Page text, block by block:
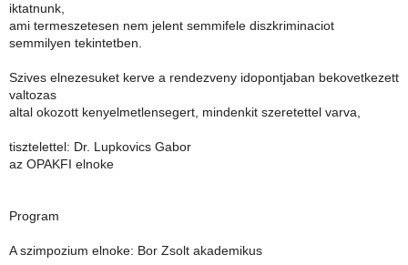
iktatnunk,
ami termeszetesen nem jelent semmifele diszkriminaciot
semmilyen tekintetben.
Szives elnezesuket kerve a rendezveny idopontjaban bekovetkezett
valtozas
altal okozott kenyelmetlensegert, mindenkit szeretettel varva,
tisztelettel: Dr. Lupkovics Gabor
az OPAKFI elnoke
Program
A szimpozium elnoke: Bor Zsolt akademikus